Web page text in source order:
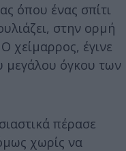
όπου ένας σπίτι
στην ορμή
χείμαρρος, έγινε
μεγάλου όγκου των
πέρασε
χωρίς να